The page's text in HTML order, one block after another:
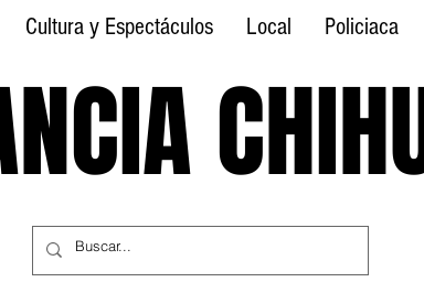
Cultura y Espectáculos Local Policiaca